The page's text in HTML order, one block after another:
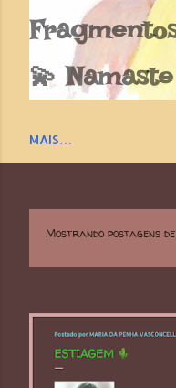
💫
MAIS…
s
Mostrando postagens